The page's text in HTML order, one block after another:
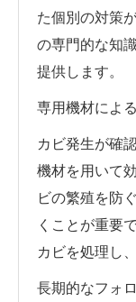
た個別の対策
の専門的な知
提供します。
専用機材によ
カビ発生が確
機材を用いて
ビの繁殖を防
くことが重要
カビを処理し
長期的なフォ